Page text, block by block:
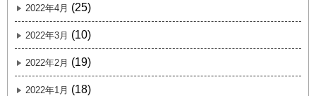
2022年4月 (25)
2022年3月 (10)
2022年2月 (19)
2022年1月 (18)